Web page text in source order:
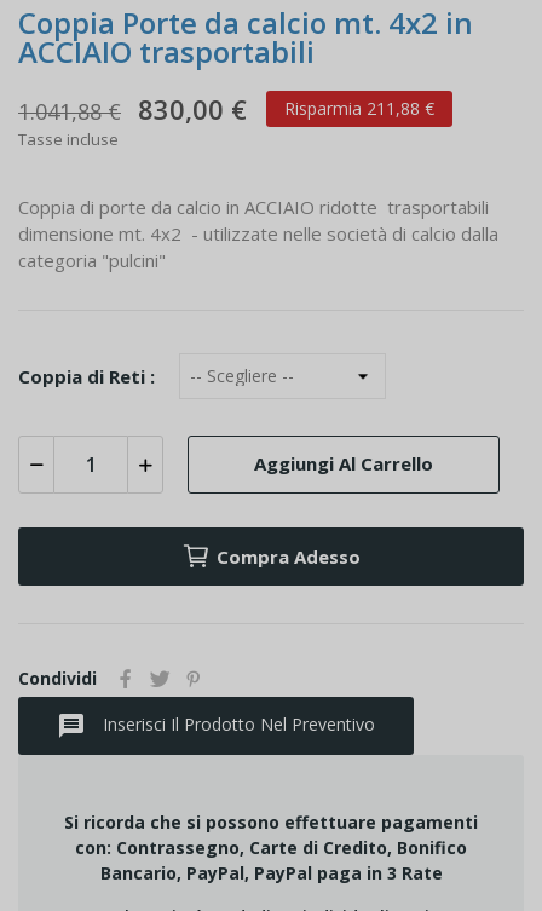
Coppia Porte da calcio mt. 4x2 in
ACCIAIO trasportabili
1.041,88 € 830,00 € Risparmia 211,88 €
Tasse incluse
Coppia di porte da calcio in ACCIAIO ridotte trasportabili
dimensione mt. 4x2 - utilizzate nelle società di calcio dalla
categoria "pulcini"
Coppia di Reti :
Aggiungi Al Carrello
Compra Adesso
Condividi
message Inserisci Il Prodotto Nel Preventivo
Si ricorda che si possono effettuare pagamenti
con: Contrassegno, Carte di Credito, Bonifico
Bancario, PayPal, PayPal paga in 3 Rate